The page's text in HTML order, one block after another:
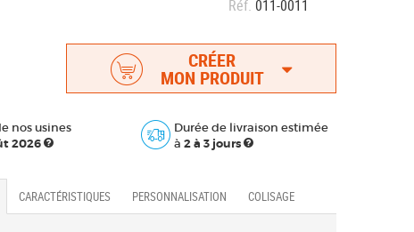
Réf. 011-0011
CRÉER
MON PRODUIT
nos usines
2026
Durée de livraison estimée
à 2 à 3 jours
CARACTÉRISTIQUES PERSONNALISATION COLISAGE